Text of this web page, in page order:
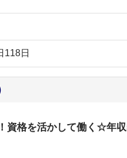
118日
格を活かして働く☆年収